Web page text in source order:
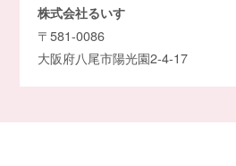
株式会社るいす
〒581-0086
大阪府八尾市陽光園2-4-17